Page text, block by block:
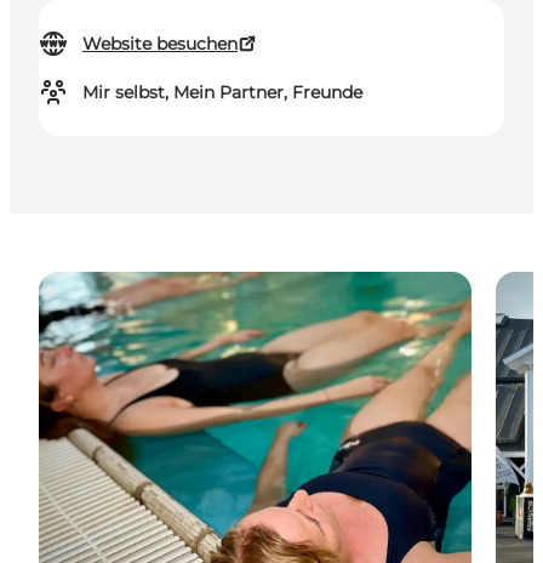
Website besuchen
Mir selbst, Mein Partner, Freunde